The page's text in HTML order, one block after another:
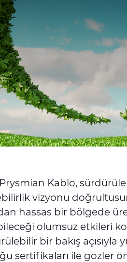
Kablo,
vizyonu
hassas bir bölgede
olumsuz etkileri
bir bakış açısıyla
sertifikaları ile gözler